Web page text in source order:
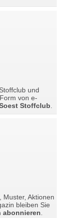
und
von e-
Stoffclub
Muster, Aktionen
bleiben Sie
abonnieren.